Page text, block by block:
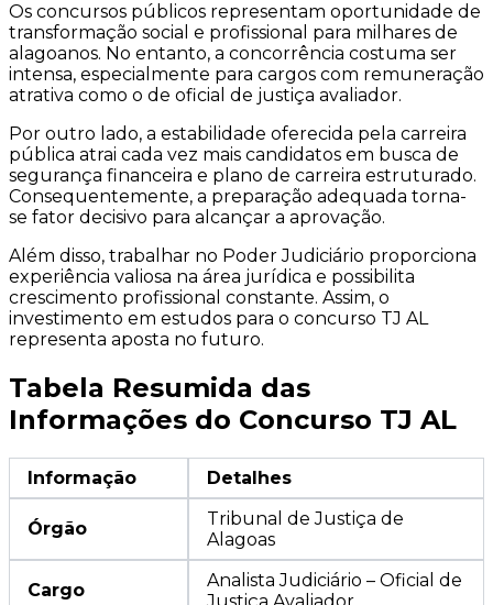
Os concursos públicos representam oportunidade de
transformação social e profissional para milhares de
alagoanos. No entanto, a concorrência costuma ser
intensa, especialmente para cargos com remuneração
atrativa como o de oficial de justiça avaliador.
Por outro lado, a estabilidade oferecida pela carreira
pública atrai cada vez mais candidatos em busca de
segurança financeira e plano de carreira estruturado.
Consequentemente, a preparação adequada torna-
se fator decisivo para alcançar a aprovação.
Além disso, trabalhar no Poder Judiciário proporciona
experiência valiosa na área jurídica e possibilita
crescimento profissional constante. Assim, o
investimento em estudos para o concurso TJ AL
representa aposta no futuro.
Tabela Resumida das
Informações do Concurso TJ AL
Informação Detalhes
Órgão
Tribunal de Justiça de
Alagoas
Cargo
Analista Judiciário – Oficial de